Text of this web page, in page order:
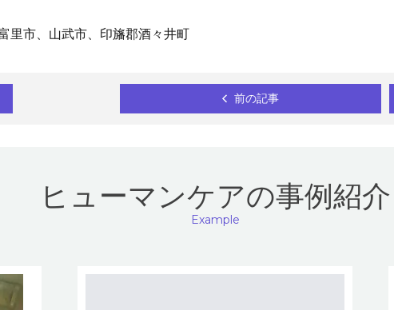
里市、山武市、印旛郡酒々井町
前の記事
ヒューマンケアの事例紹介
Example